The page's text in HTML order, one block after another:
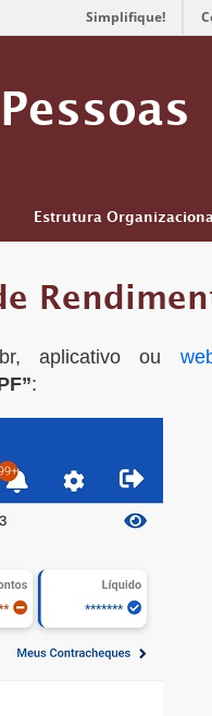
Simplifique!
Estrutura
aplicativo ou
: